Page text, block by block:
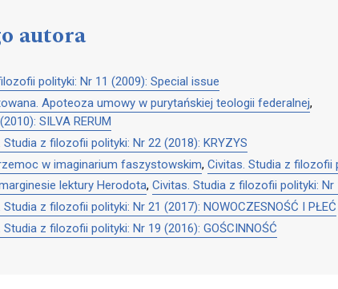
autora
polityki: Nr 11 (2009): Special issue
Apoteoza umowy w purytańskiej teologii federalnej,
SILVA RERUM
Studia z filozofii polityki: Nr 22 (2018): KRYZYS
w imaginarium faszystowskim, Civitas. Studia z filozofii
lektury Herodota, Civitas. Studia z filozofii polityki: Nr
Studia z filozofii polityki: Nr 21 (2017): NOWOCZESNOŚĆ I PŁEĆ
Studia z filozofii polityki: Nr 19 (2016): GOŚCINNOŚĆ